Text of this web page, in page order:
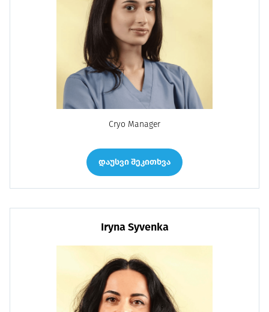
Cryo Manager
დაუსვი შეკითხვა
Iryna Syvenka